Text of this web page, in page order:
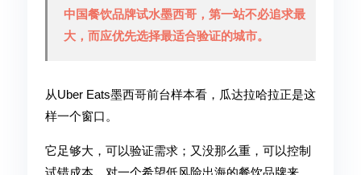
中国餐饮品牌试水墨西哥，第一站不必追求最
大，而应优先选择最适合验证的城市。
从Uber Eats墨西哥前台样本看，瓜达拉哈拉正是这
样一个窗口。
它足够大，可以验证需求；又没那么重，可以控制
试错成本。对一个希望低风险出海的餐饮品牌来